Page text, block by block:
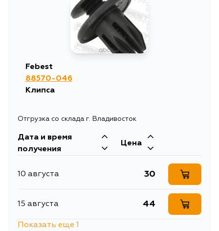
Febest
88570-046
Клипса
Отгрузка со склада г. Владивосток
Дата и время
получения
Цена
10 августа 30
15 августа 44
Показать еще 1